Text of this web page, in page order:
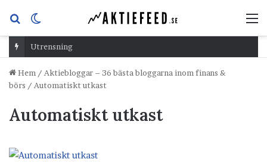
Sök
efterskin
Utrensning
Hem / Aktiebloggar – 36 bästa bloggarna inom finans &
börs / Automatiskt utkast
Automatiskt utkast